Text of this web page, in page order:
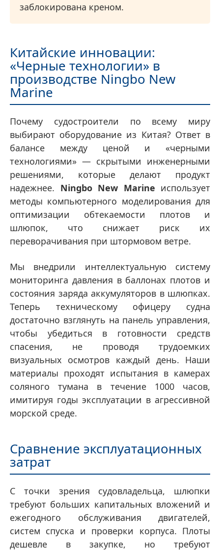
заблокирована креном.
Китайские инновации:
«Черные технологии» в
производстве Ningbo New
Marine
Почему судостроители по всему миру
выбирают оборудование из Китая? Ответ в
балансе между ценой и «черными
технологиями» — скрытыми инженерными
решениями, которые делают продукт
надежнее. Ningbo New Marine использует
методы компьютерного моделирования для
оптимизации обтекаемости плотов и
шлюпок, что снижает риск их
переворачивания при штормовом ветре.
Мы внедрили интеллектуальную систему
мониторинга давления в баллонах плотов и
состояния заряда аккумуляторов в шлюпках.
Теперь техническому офицеру судна
достаточно взглянуть на панель управления,
чтобы убедиться в готовности средств
спасения, не проводя трудоемких
визуальных осмотров каждый день. Наши
материалы проходят испытания в камерах
соляного тумана в течение 1000 часов,
имитируя годы эксплуатации в агрессивной
морской среде.
Сравнение эксплуатационных
затрат
С точки зрения судовладельца, шлюпки
требуют больших капитальных вложений и
ежегодного обслуживания двигателей,
систем спуска и проверки корпуса. Плоты
дешевле в закупке, но требуют